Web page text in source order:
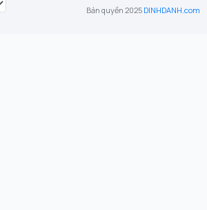
Bản quyền 2025 DINHDANH.com